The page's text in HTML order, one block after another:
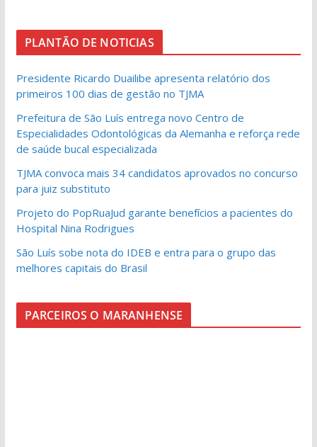
PLANTÃO DE NOTICIAS
Presidente Ricardo Duailibe apresenta relatório dos
primeiros 100 dias de gestão no TJMA
Prefeitura de São Luís entrega novo Centro de
Especialidades Odontológicas da Alemanha e reforça rede
de saúde bucal especializada
TJMA convoca mais 34 candidatos aprovados no concurso
para juiz substituto
Projeto do PopRuaJud garante benefícios a pacientes do
Hospital Nina Rodrigues
São Luís sobe nota do IDEB e entra para o grupo das
melhores capitais do Brasil
PARCEIROS O MARANHENSE